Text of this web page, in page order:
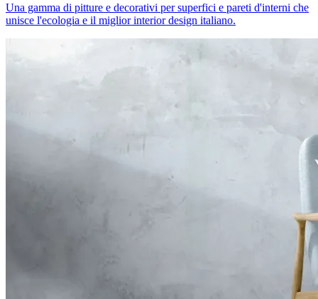
Una gamma di pitture e decorativi per superfici e pareti d'interni che
unisce l'ecologia e il miglior interior design italiano.